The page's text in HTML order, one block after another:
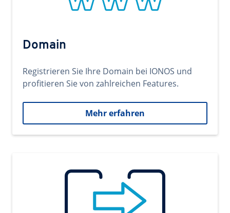
Domain
Registrieren Sie Ihre Domain bei IONOS und
profitieren Sie von zahlreichen Features.
Mehr erfahren